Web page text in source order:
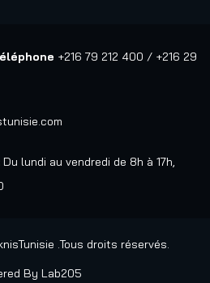
+216 79 212 400 / +216 29
Du lundi au vendredi de 8h à 17h,
.Tous droits réservés.
By Lab205